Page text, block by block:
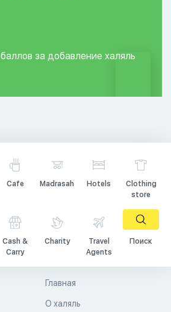
баллов за добавление халяль
Cafe Madrasah Hotels
Clothing
store
Cash &
Carry
Charity
Travel
Agents
Поиск
Главная
О халяль